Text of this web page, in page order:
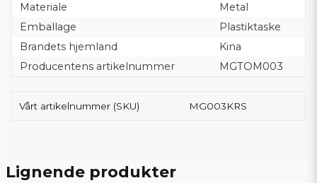
Materiale
Metal
Emballage
Plastiktaske
Brandets hjemland
Kina
Producentens artikelnummer
MGTOM003
Vårt artikelnummer (SKU) MG003KRS
Lignende produkter